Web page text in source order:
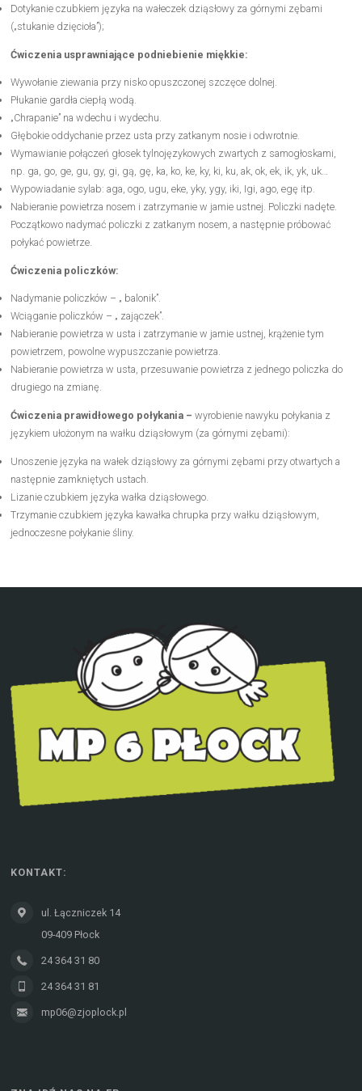
Dotykanie czubkiem języka na wałeczek dziąsłowy za górnymi zębami
(„stukanie dzięcioła”);
Ćwiczenia usprawniające podniebienie miękkie:
Wywołanie ziewania przy nisko opuszczonej szczęce dolnej.
Płukanie gardła ciepłą wodą.
„Chrapanie” na wdechu i wydechu.
Głębokie oddychanie przez usta przy zatkanym nosie i odwrotnie.
Wymawianie połączeń głosek tylnojęzykowych zwartych z samogłoskami,
np. ga, go, ge, gu, gy, gi, gą, gę, ka, ko, ke, ky, ki, ku, ak, ok, ek, ik, yk, uk…
Wypowiadanie sylab: aga, ogo, ugu, eke, yky, ygy, iki, Igi, ago, egę itp.
Nabieranie powietrza nosem i zatrzymanie w jamie ustnej. Policzki nadęte.
Początkowo nadymać policzki z zatkanym nosem, a następnie próbować
połykać powietrze.
Ćwiczenia policzków:
Nadymanie policzków – „ balonik”.
Wciąganie policzków – „ zajączek”.
Nabieranie powietrza w usta i zatrzymanie w jamie ustnej, krążenie tym
powietrzem, powolne wypuszczanie powietrza.
Nabieranie powietrza w usta, przesuwanie powietrza z jednego policzka do
drugiego na zmianę.
Ćwiczenia prawidłowego połykania – wyrobienie nawyku połykania z
językiem ułożonym na wałku dziąsłowym (za górnymi zębami):
Unoszenie języka na wałek dziąsłowy za górnymi zębami przy otwartych a
następnie zamkniętych ustach.
Lizanie czubkiem języka wałka dziąsłowego.
Trzymanie czubkiem języka kawałka chrupka przy wałku dziąsłowym,
jednoczesne połykanie śliny.
KONTAKT:
ul. Łączniczek 14
09-409 Płock
24 364 31 80
24 364 31 81
mp06@zjoplock.pl